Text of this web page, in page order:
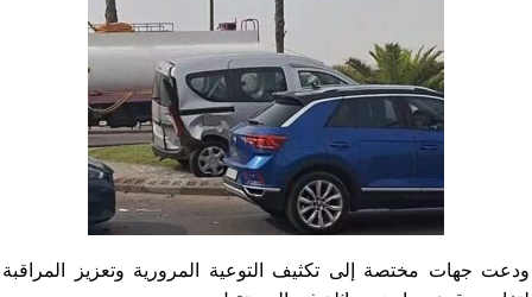
ودعت جهات مختصة إلى تكثيف التوعية المرورية وتعزيز المراقبة